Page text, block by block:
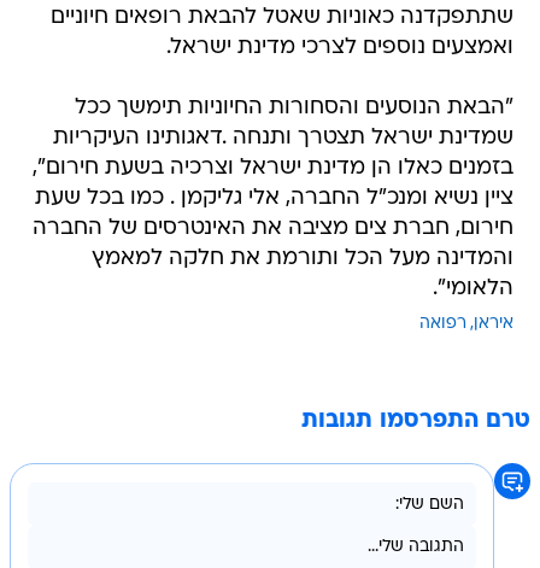
שתתפקדנה כאוניות שאטל להבאת רופאים חיוניים
ואמצעים נוספים לצרכי מדינת ישראל.
"הבאת הנוסעים והסחורות החיוניות תימשך ככל
שמדינת ישראל תצטרך ותנחה .דאגותינו העיקריות
בזמנים כאלו הן מדינת ישראל וצרכיה בשעת חירום",
ציין נשיא ומנכ"ל החברה, אלי גליקמן . כמו בכל שעת
חירום, חברת צים מציבה את האינטרסים של החברה
והמדינה מעל הכל ותורמת את חלקה למאמץ
הלאומי".
איראן רפואה
טרם התפרסמו תגובות